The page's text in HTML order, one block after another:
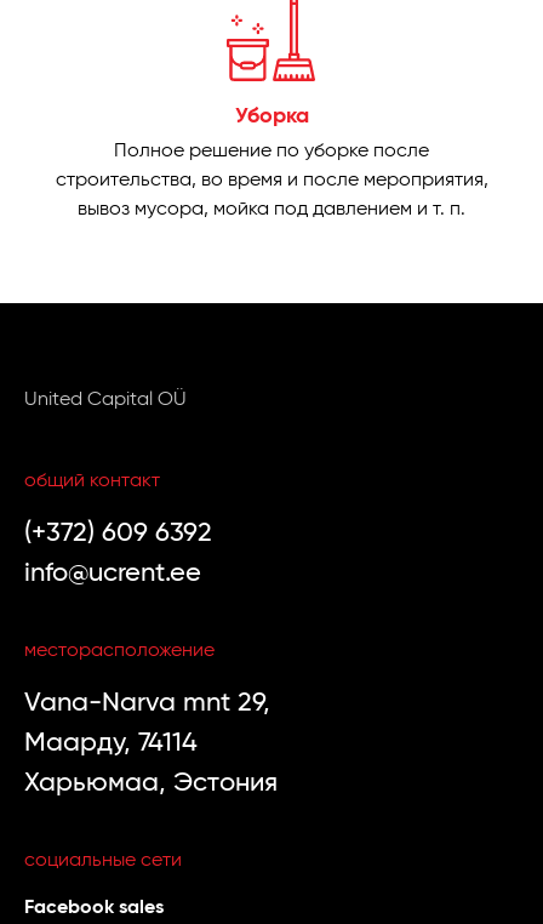
Уборка
Полное решение по уборке после
строительства, во время и после мероприятия,
вывоз мусора, мойка под давлением и т. п.
United Capital OÜ
общий контакт
(+372) 609 6392
info@ucrent.ee
месторасположение
Vana-Narva mnt 29,
Маарду, 74114
Харьюмаа, Эстония
социальные сети
Facebook sales